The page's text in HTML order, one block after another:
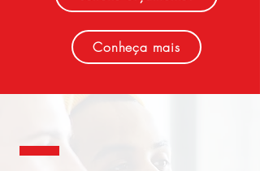
Conheça mais